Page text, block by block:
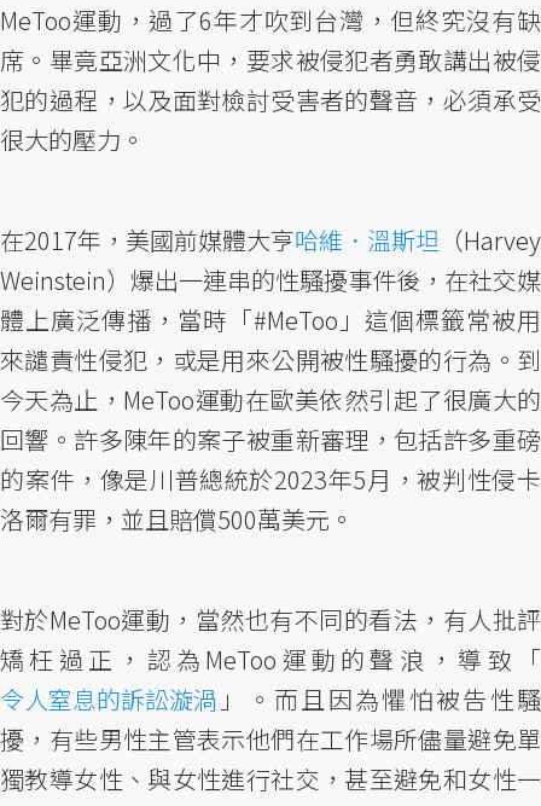
MeToo運動，過了6年才吹到台灣，但終究沒有缺
席。畢竟亞洲文化中，要求被侵犯者勇敢講出被侵
犯的過程，以及面對檢討受害者的聲音，必須承受
很大的壓力。
在2017年，美國前媒體大亨哈維．溫斯坦 （Harvey
Weinstein）爆出一連串的性騷擾事件後，在社交媒
體上廣泛傳播，當時「#MeToo」這個標籤常被用
來譴責性侵犯，或是用來公開被性騷擾的行為。到
今天為止，MeToo運動在歐美依然引起了很廣大的
回響。許多陳年的案子被重新審理，包括許多重磅
的案件，像是川普總統於2023年5月，被判性侵卡
洛爾有罪，並且賠償500萬美元。
對於MeToo運動，當然也有不同的看法，有人批評
矯枉過正，認為MeToo運動的聲浪，導致「
令人窒息的訴訟漩渦 」。而且因為懼怕被告性騷
擾，有些男性主管表示他們在工作場所儘量避免單
獨教導女性、與女性進行社交，甚至避免和女性一